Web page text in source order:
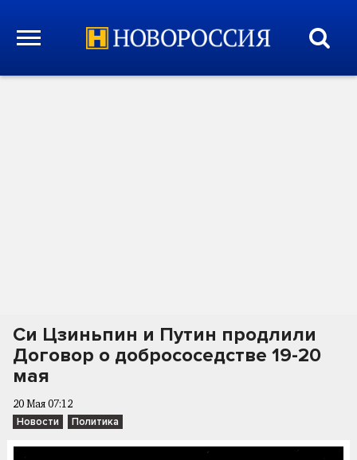
Си Цзиньпин и Путин продлили
Договор о добрососедстве 19-20
мая
20 Мая 07:12
Новости Политика